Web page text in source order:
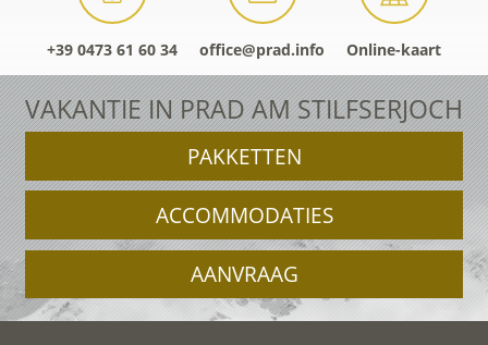
+39 0473 61 60 34 office@prad.info Online-kaart
VAKANTIE IN PRAD AM STILFSERJOCH
PAKKETTEN
ACCOMMODATIES
AANVRAAG